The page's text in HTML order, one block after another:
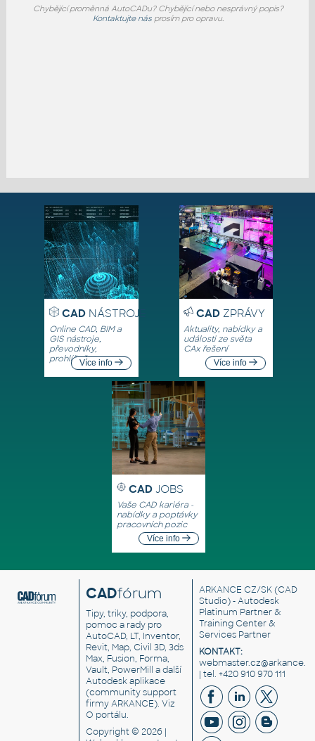
Chybějící proměnná AutoCADu? Chybějící nebo nesprávný popis?
Kontaktujte násprosím pro opravu.
CADNÁSTROJE
Online CAD, BIM a
GIS nástroje,
převodníky,
prohlížečeVíce info
CADZPRÁVY
Aktuality, nabídky a
události ze světa
CAx řešení
Více info
CAD JOBS
Vaše CAD kariéra -
nabídky a poptávky
pracovních pozic
Více info
CADfórum
Tipy, triky, podpora,
pomoc a rady pro
AutoCAD, LT, Inventor,
Revit, Map, Civil 3D, 3ds
Max, Fusion, Forma,
Vault, PowerMill a další
Autodesk aplikace
(community support
firmy ARKANCE). Viz
O portálu.
Copyright © 2026 |
ARKANCE CZ/SK(CAD
Studio) - Autodesk
Platinum Partner &
Training Center &
Services Partner
KONTAKT:
| tel. +420 910 970 111